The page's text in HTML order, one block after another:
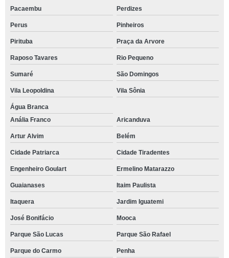
Pacaembu Perdizes
Perus Pinheiros
Pirituba Praça da Arvore
Raposo Tavares Rio Pequeno
Sumaré São Domingos
Vila Leopoldina Vila Sônia
Água Branca
Anália Franco
Aricanduva
Artur Alvim Belém
Cidade Patriarca Cidade Tiradentes
Engenheiro Goulart Ermelino Matarazzo
Guaianases Itaim Paulista
Itaquera Jardim Iguatemi
José Bonifácio Mooca
Parque São Lucas Parque São Rafael
Parque do Carmo Penha